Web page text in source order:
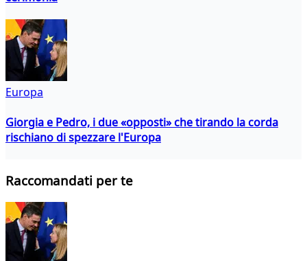
Europa
Giorgia e Pedro, i due «opposti» che tirando la corda
rischiano di spezzare l'Europa
Raccomandati per te